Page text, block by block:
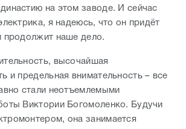
на этом заводе. И сейчас
я надеюсь, что он придёт
продолжит наше дело.
высочайшая
и предельная внимательность – все
стали неотъемлемыми
Виктории Богомоленко. Будучи
она занимается